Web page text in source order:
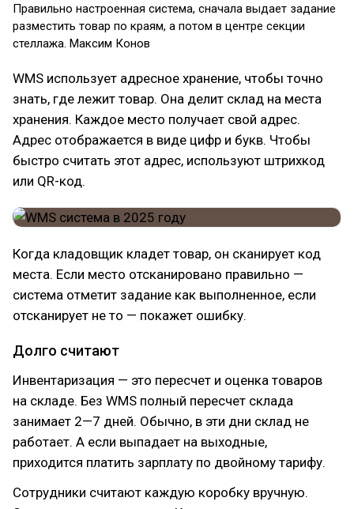
Правильно настроенная система, сначала выдает задание
разместить товар по краям, а потом в центре секции
стеллажа. Максим Конов
WMS использует адресное хранение, чтобы точно
знать, где лежит товар. Она делит склад на места
хранения. Каждое место получает свой адрес.
Адрес отображается в виде цифр и букв. Чтобы
быстро считать этот адрес, используют штрихкод
или QR-код.
Когда кладовщик кладет товар, он сканирует код
места. Если место отсканировано правильно —
система отметит задание как выполненное, если
отсканирует не то — покажет ошибку.
Долго считают
Инвентаризация — это пересчет и оценка товаров
на складе. Без WMS полный пересчет склада
занимает 2—7 дней. Обычно, в эти дни склад не
работает. А если выпадает на выходные,
приходится платить зарплату по двойному тарифу.
Сотрудники считают каждую коробку вручную.